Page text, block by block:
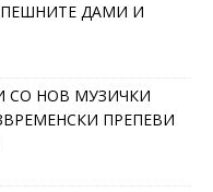
ДАМИ И
СО НОВ МУЗИЧКИ
ПРЕПЕВИ